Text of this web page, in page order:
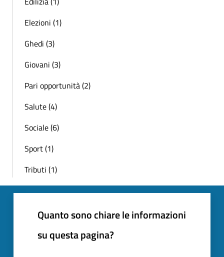
Elezioni (1)
Ghedi (3)
Giovani (3)
Pari opportunità (2)
Salute (4)
Sociale (6)
Sport (1)
Tributi (1)
Quanto sono chiare le informazioni
su questa pagina?